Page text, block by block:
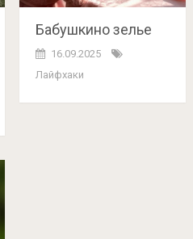
Бабушкино зелье
16.09.2025
Лайфхаки